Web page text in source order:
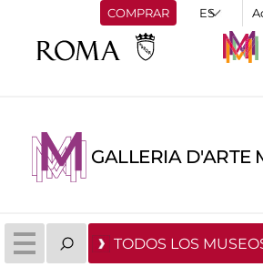
COMPRAR
GALLERIA D'ARTE
TODOS LOS